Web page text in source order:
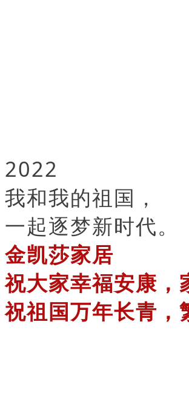
2022
我和我的祖国，
一起逐梦新时代。
金凯莎家居
祝大家幸福安康，
祝祖国万年长青，